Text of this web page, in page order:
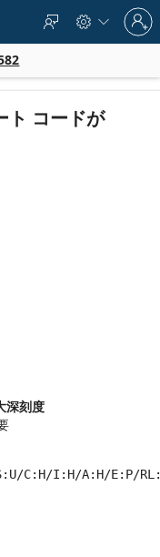
  
Sign
in
to
account
コードが
深刻度
C:H/I:H/A:H/E:P/
7.8 / Temporal score